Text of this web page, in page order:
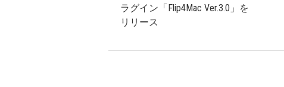
ラグイン「Flip4Mac Ver.3.0」を
リリース